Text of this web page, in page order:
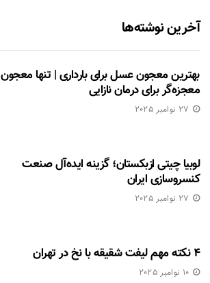
آخرین نوشته‌ها
بهترین معجون عسل برای بارداری | تنها معجون
معجزه‌گر برای درمان نازایی
27 نوامبر 2025
لوبیا چیتی ازبکستان؛ گزینه ایده‌آل صنعت
کنسروسازی ایران
27 نوامبر 2025
۴ نکته مهم لیفت شقیقه با نخ در تهران
10 نوامبر 2025